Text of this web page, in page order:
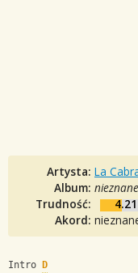
Artysta: La
Album: nieznane
Trudność:
4.21
Akord:
Intro
D